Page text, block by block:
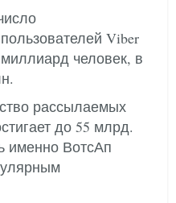
Viber
человек, в
рассылаемых
до 55 млрд.
именно ВотсАп